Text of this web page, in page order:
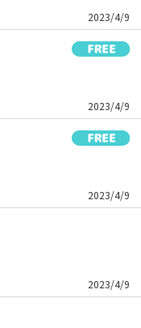
2023/4/9
2023/4/9
2023/4/9
2023/4/9